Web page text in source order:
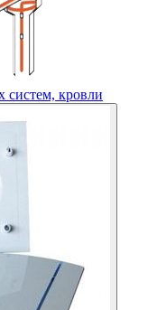
систем, кровли